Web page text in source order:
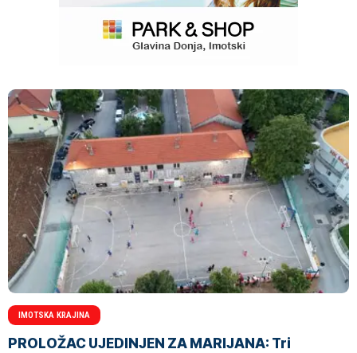
IMOTSKA KRAJINA
PROLOŽAC UJEDINJEN ZA MARIJANA: Tri